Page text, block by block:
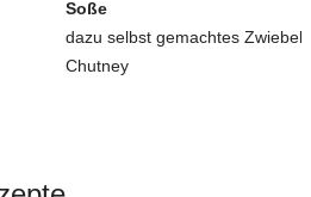
Soße
dazu selbst gemachtes Zwiebel-
Chutney